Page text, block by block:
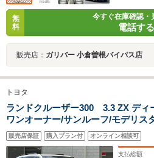
無
料
今すぐ在庫確認・
電話する
販売店： ガリバー 小倉曽根バイパス店
トヨタ
ランドクルーザー300 3.3 ZX ディ
ワンオーナー/サンルーフ/モデリス
イド/リア)/JBLサウンド/純正12.3イ
クビューモニター/ルーフレール/黒
空気圧センサー
販売店保証 購入プラン付 オンライン相談可
支払総額